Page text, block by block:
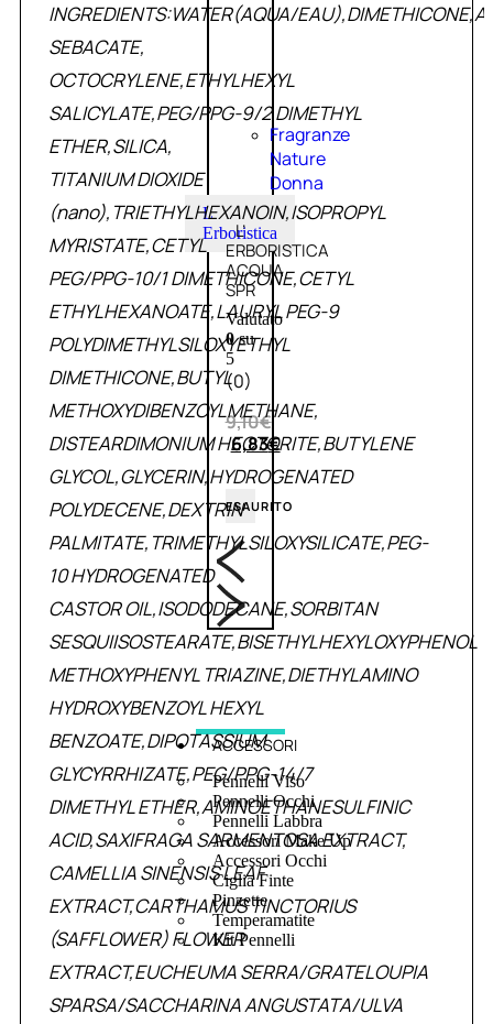
Fragranze
Nature
Donna
L
Erboristica
L’
ERBORISTICA
ACQUA
SPR
Valutato
0su
5
(0)
9,10€
6,83€
ESAURITO
ACCESSORI
Pennelli Viso
Pennelli Occhi
Pennelli Labbra
Accessori Make Up
Accessori Occhi
Ciglia Finte
Pinzette
Temperamatite
Kit Pennelli
INGREDIENTS:WATER(AQUA/
SEBACATE,
OCTOCRYLENE,ETHYLHEXYL
SALICYLATE,PEG/PPG-9/2 DIMETHYL
ETHER,SILICA,
TITANIUM DIOXIDE
(nano),TRIETHYLHEXANOIN,ISOPROPYL
MYRISTATE,CETYL
PEG/PPG-10/1 DIMETHICONE,CETYL
ETHYLHEXANOATE,LAURYL PEG-9
POLYDIMETHYLSILOXYETHYL
DIMETHICONE,BUTYL
METHOXYDIBENZOYLMETHANE,
DISTEARDIMONIUM HECTORITE,BUTYLENE
GLYCOL,GLYCERIN,HYDROGENATED
POLYDECENE,DEXTRIN
PALMITATE,TRIMETHYLSILOXYSILICATE,PEG-
10 HYDROGENATED
CASTOR OIL,ISODODECANE,SORBITAN
SESQUIISOSTEARATE,BISETHYLHEXYLOXYPHENOL
METHOXYPHENYL TRIAZINE,DIETHYLAMINO
HYDROXYBENZOYL HEXYL
BENZOATE,DIPOTASSIUM
GLYCYRRHIZATE,PEG/PPG-14/7
DIMETHYL ETHER,AMINOETHANESULFINIC
ACID,SAXIFRAGA SARMENTOSA EXTRACT,
CAMELLIA SINENSIS LEAF
EXTRACT,CARTHAMUS TINCTORIUS
(SAFFLOWER) FLOWER
EXTRACT,EUCHEUMA SERRA/GRATELOUPIA
SPARSA/SACCHARINA ANGUSTATA/ULVA